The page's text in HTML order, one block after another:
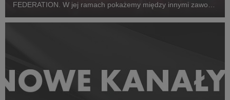
FEDERATION. W jej ramach pokażemy między innymi zawody
Pierwszym wydarzeniem prezentowanym w CANAL+ SPORT 5